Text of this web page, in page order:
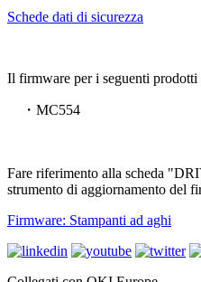
Schede dati di sicurezza
Il firmware per i seguenti prodotti
・MC554
Fare riferimento alla scheda
strumento di aggiornamento del
Firmware: Stampanti ad aghi